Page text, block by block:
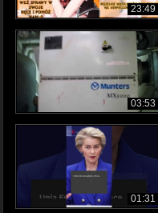
23:49
03:53
01:31